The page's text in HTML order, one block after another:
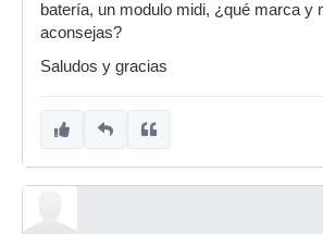
batería, un modulo midi, ¿qué marca y
aconsejas?
Saludos y gracias